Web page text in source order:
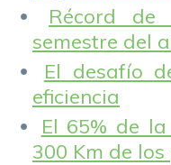
Récord de
semestre del
El desafío
eficiencia
El 65% de
300 Km de